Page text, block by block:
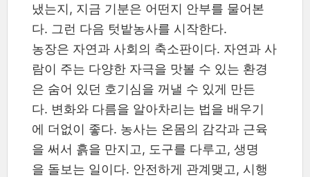
냈는지, 지금 기분은 어떤지 안부를 물어본
다. 그런 다음 텃밭농사를 시작한다.
농장은 자연과 사회의 축소판이다. 자연과 사
람이 주는 다양한 자극을 맛볼 수 있는 환경
은 숨어 있던 호기심을 꺼낼 수 있게 만든
다. 변화와 다름을 알아차리는 법을 배우기
에 더없이 좋다. 농사는 온몸의 감각과 근육
을 써서 흙을 만지고, 도구를 다루고, 생명
을 돌보는 일이다. 안전하게 관계맺고, 시행